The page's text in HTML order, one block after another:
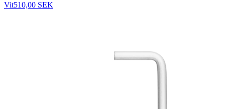
Vit510,00 SEK